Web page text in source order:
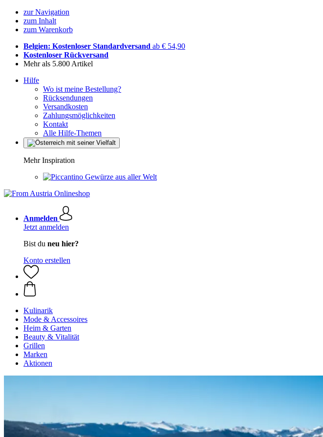
zur Navigation
zum Inhalt
zum Warenkorb
Belgien: Kostenloser Standardversand ab € 54,90
Kostenloser Rückversand
Mehr als 5.800 Artikel
Hilfe
Wo ist meine Bestellung?
Rücksendungen
Versandkosten
Zahlungsmöglichkeiten
Kontakt
Alle Hilfe-Themen
Mehr Inspiration
Gewürze aus aller Welt
Anmelden
Jetzt anmelden
Bist du neu hier?
Konto erstellen
Kulinarik
Mode & Accessoires
Heim & Garten
Beauty & Vitalität
Grillen
Marken
Aktionen